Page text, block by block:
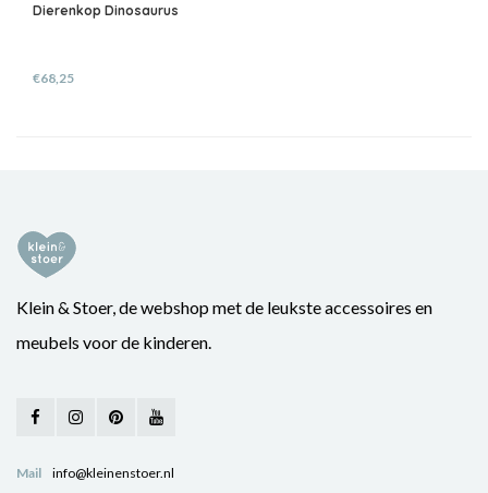
Dierenkop Dinosaurus
€68,25
Klein & Stoer, de webshop met de leukste accessoires en
meubels voor de kinderen.
Mail info@kleinenstoer.nl